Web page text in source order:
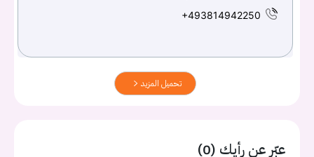
+493814942250
تحميل المزيد
عبّر عن رأيك (0)